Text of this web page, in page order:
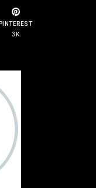
PINTEREST
3K